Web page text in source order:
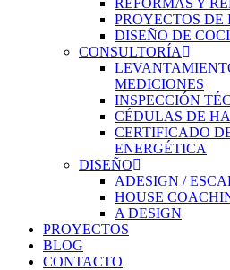
REFORMAS Y
PROYECTOS DE
DISEÑO DE
CONSULTORÍA
MEDICIONES
INSPECCIÓN
CÉDULAS DE
CERTIFICADO
ENERGÉTICA
DISEÑO
ADESIGN /
HOUSE
A DESIGN
PROYECTOS
BLOG
CONTACTO